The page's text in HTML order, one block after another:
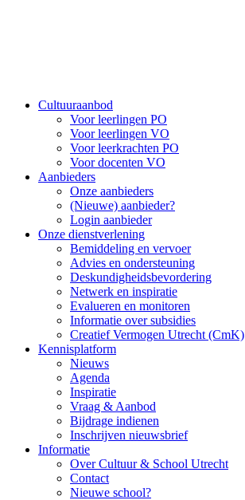
Cultuuraanbod
Voor leerlingen PO
Voor leerlingen VO
Voor leerkrachten PO
Voor docenten VO
Aanbieders
Onze aanbieders
(Nieuwe) aanbieder?
Login aanbieder
Onze dienstverlening
Bemiddeling en vervoer
Advies en ondersteuning
Deskundigheidsbevordering
Netwerk en inspiratie
Evalueren en monitoren
Informatie over subsidies
Creatief Vermogen Utrecht (CmK)
Kennisplatform
Nieuws
Agenda
Inspiratie
Vraag & Aanbod
Bijdrage indienen
Inschrijven nieuwsbrief
Informatie
Over Cultuur & School Utrecht
Contact
Nieuwe school?